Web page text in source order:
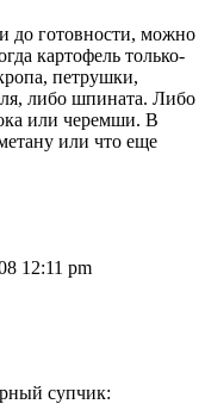
до готовности, можно
картофель только-
петрушки,
либо шпината. Либо
или черемши. В
или что еще
12:11 pm
супчик: